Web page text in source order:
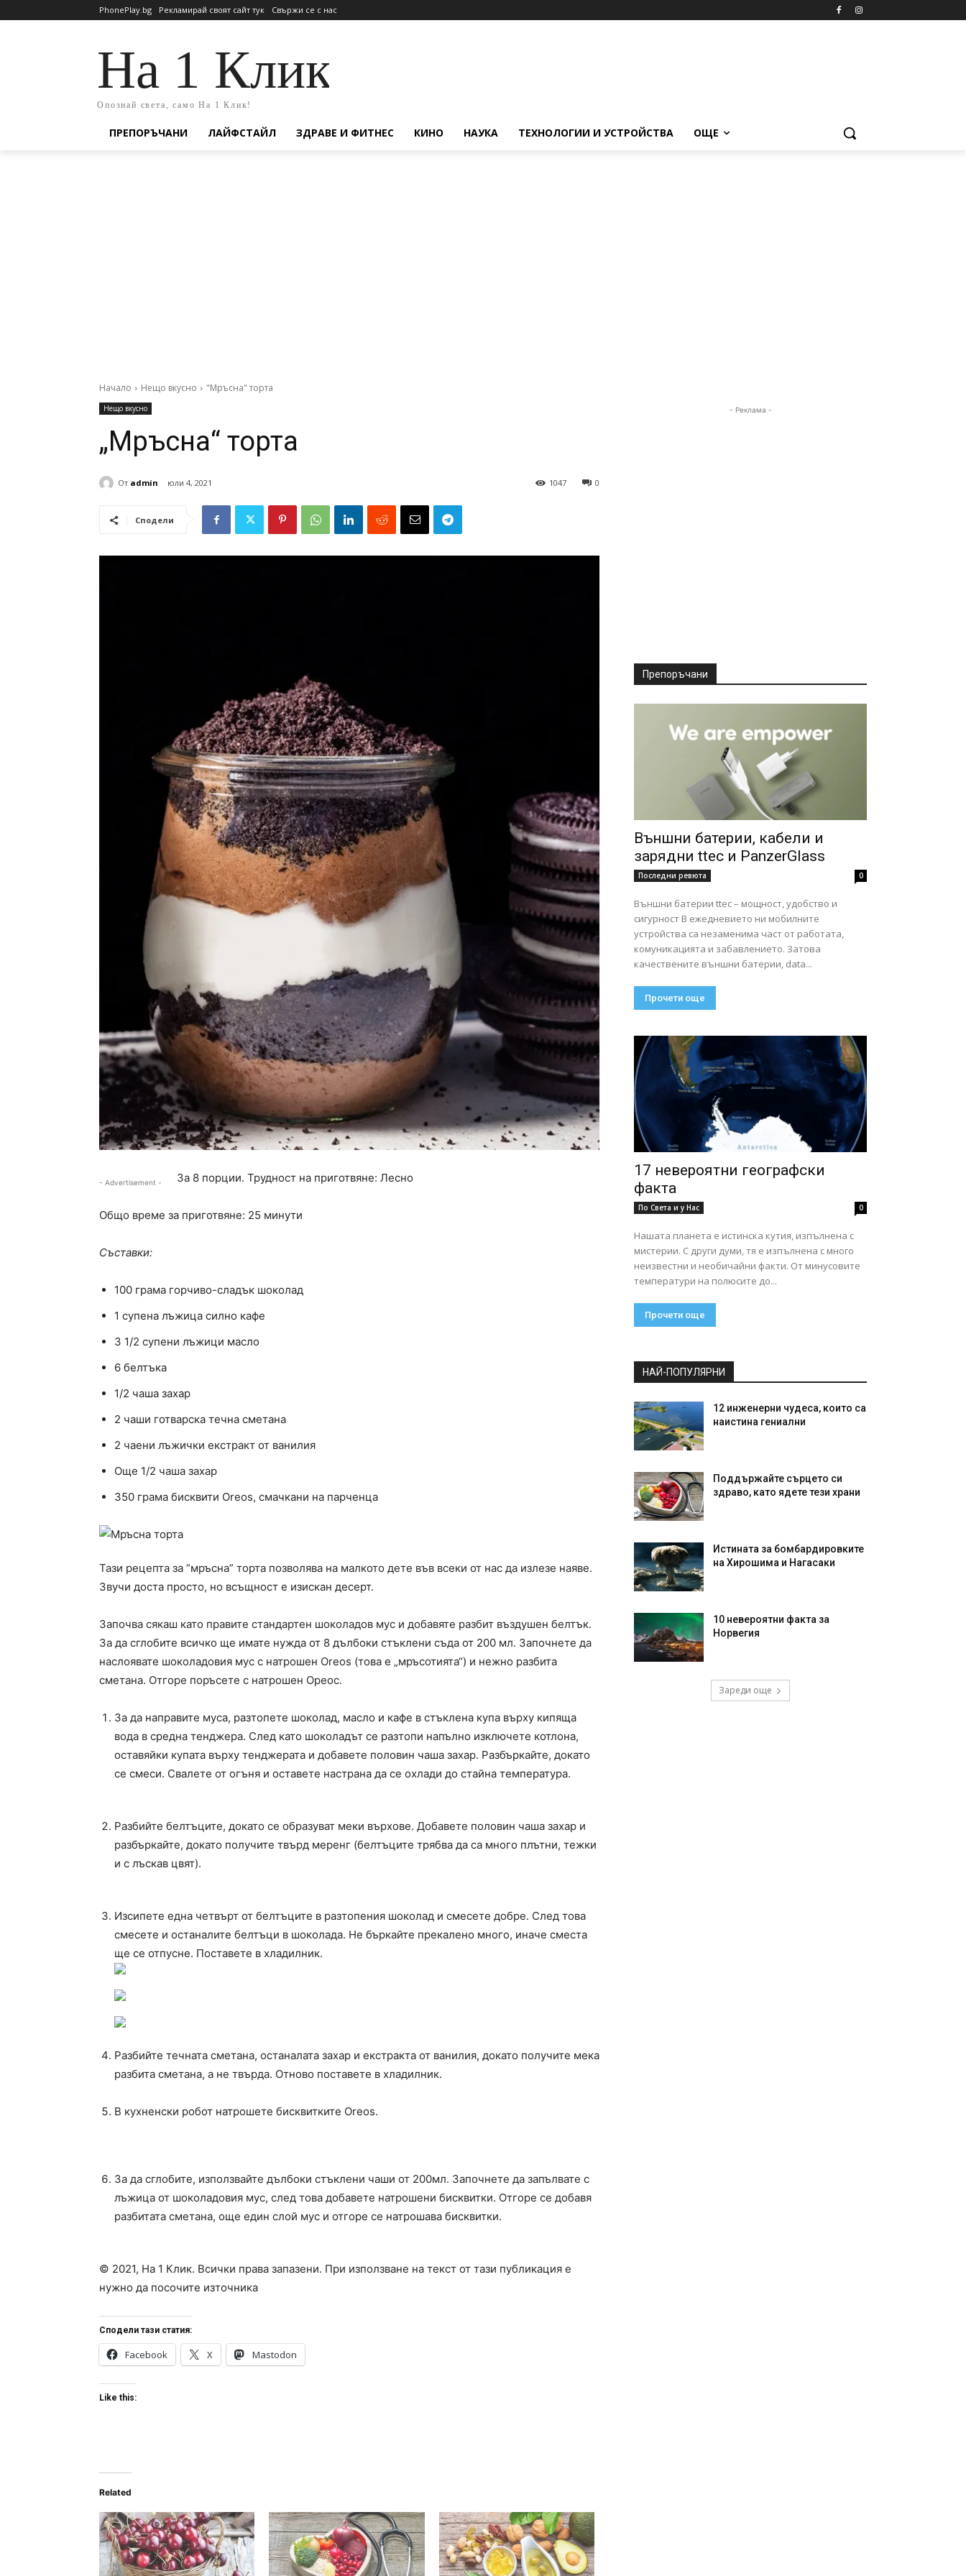
PhonePlay.bg Рекламирай своят сайт тук Свържи се с нас
На 1 Клик
Опознай света, само На 1 Клик!
ПРЕПОРЪЧАНИ ЛАЙФСТАЙЛ ЗДРАВЕ И ФИТНЕС КИНО НАУКА ТЕХНОЛОГИИ И УСТРОЙСТВА ОЩЕ
Начало Нещо вкусно "Мръсна" торта
Нещо вкусно
„Мръсна“ торта
От admin юли 4, 2021 0
1047
Сподели
- Advertisement - За 8 порции. Трудност на приготвяне: Лесно
Общо време за приготвяне: 25 минути
Съставки:
100 грама горчиво-сладък шоколад
1 супена лъжица силно кафе
3 1/2 супени лъжици масло
6 белтъка
1/2 чаша захар
2 чаши готварска течна сметана
2 чаени лъжички екстракт от ванилия
Още 1/2 чаша захар
350 грама бисквити Oreos, смачкани на парченца
Тази рецепта за “мръсна” торта позволява на малкото дете във всеки от нас да излезе наяве.
Звучи доста просто, но всъщност е изискан десерт.
Започва сякаш като правите стандартен шоколадов мус и добавяте разбит въздушен белтък.
За да сглобите всичко ще имате нужда от 8 дълбоки стъклени съда от 200 мл. Започнете да
наслоявате шоколадовия мус с натрошен Oreos (това е „мръсотията“) и нежно разбита
сметана. Отгоре поръсете с натрошен Ореос.
За да направите муса, разтопете шоколад, масло и кафе в стъклена купа върху кипяща
вода в средна тенджера. След като шоколадът се разтопи напълно изключете котлона,
оставяйки купата върху тенджерата и добавете половин чаша захар. Разбъркайте, докато
се смеси. Свалете от огъня и оставете настрана да се охлади до стайна температура.
Разбийте белтъците, докато се образуват меки върхове. Добавете половин чаша захар и
разбъркайте, докато получите твърд меренг (белтъците трябва да са много плътни, тежки
и с лъскав цвят).
Изсипете една четвърт от белтъците в разтопения шоколад и смесете добре. След това
смесете и останалите белтъци в шоколада. Не бъркайте прекалено много, иначе сместа
ще се отпусне. Поставете в хладилник.
Разбийте течната сметана, останалата захар и екстракта от ванилия, докато получите мека
разбита сметана, а не твърда. Отново поставете в хладилник.
В кухненски робот натрошете бисквитките Oreos.
За да сглобите, използвайте дълбоки стъклени чаши от 200мл. Започнете да запълвате с
лъжица от шоколадовия мус, след това добавете натрошени бисквитки. Отгоре се добавя
разбитата сметана, още един слой мус и отгоре се натрошава бисквитки.
© 2021, На 1 Клик. Всички права запазени. При използване на текст от тази публикация е
нужно да посочите източника
Сподели тази статия:
Facebook X Mastodon
Like this:
Related
- Реклама -
Препоръчани
Външни батерии, кабели и
зарядни ttec и PanzerGlass
Последни ревюта 0
Външни батерии ttec – мощност, удобство и
сигурност В ежедневието ни мобилните
устройства са незаменима част от работата,
комуникацията и забавлението. Затова
качествените външни батерии, data...
Прочети още
17 невероятни географски
факта
По Света и у Нас 0
Нашата планета е истинска кутия, изпълнена с
мистерии. С други думи, тя е изпълнена с много
неизвестни и необичайни факти. От минусовите
температури на полюсите до...
Прочети още
НАЙ-ПОПУЛЯРНИ
12 инженерни чудеса, които са
наистина гениални
Поддържайте сърцето си
здраво, като ядете тези храни
Истината за бомбардировките
на Хирошима и Нагасаки
10 невероятни факта за
Норвегия
Зареди още